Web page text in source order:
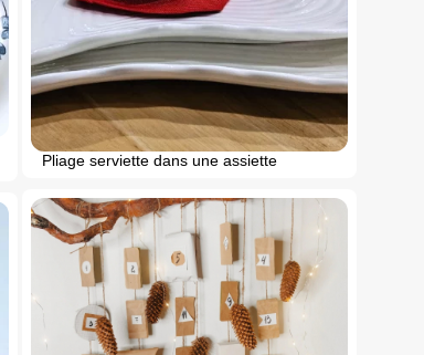
Pliage serviette dans une assiette